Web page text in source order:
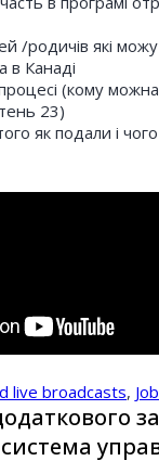
/родичів які
в Канаді
(кому
23)
як подали і чого
live broadcasts, Job